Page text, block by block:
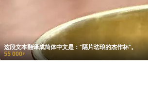
这段文本翻译成简体中文是：“隔片珐琅的杰作杯”。
55 000₽